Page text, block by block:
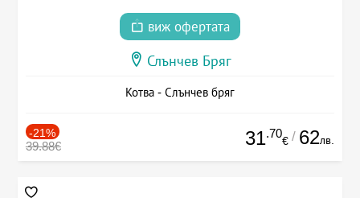
виж офертата
Слънчев Бряг
Котва - Слънчев бряг
-21%
39.88€ 31.70
€ / 62лв.